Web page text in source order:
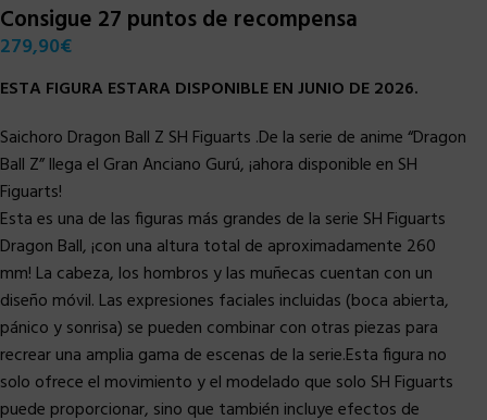
Consigue 27 puntos de recompensa
279,90€
ESTA FIGURA ESTARA DISPONIBLE EN JUNIO DE 2026.
Saichoro Dragon Ball Z SH Figuarts .De la serie de anime “Dragon
Ball Z” llega el Gran Anciano Gurú, ¡ahora disponible en SH
Figuarts!
Esta es una de las figuras más grandes de la serie SH Figuarts
Dragon Ball, ¡con una altura total de aproximadamente 260
mm! La cabeza, los hombros y las muñecas cuentan con un
diseño móvil. Las expresiones faciales incluidas (boca abierta,
pánico y sonrisa) se pueden combinar con otras piezas para
recrear una amplia gama de escenas de la serie.Esta figura no
solo ofrece el movimiento y el modelado que solo SH Figuarts
puede proporcionar, sino que también incluye efectos de